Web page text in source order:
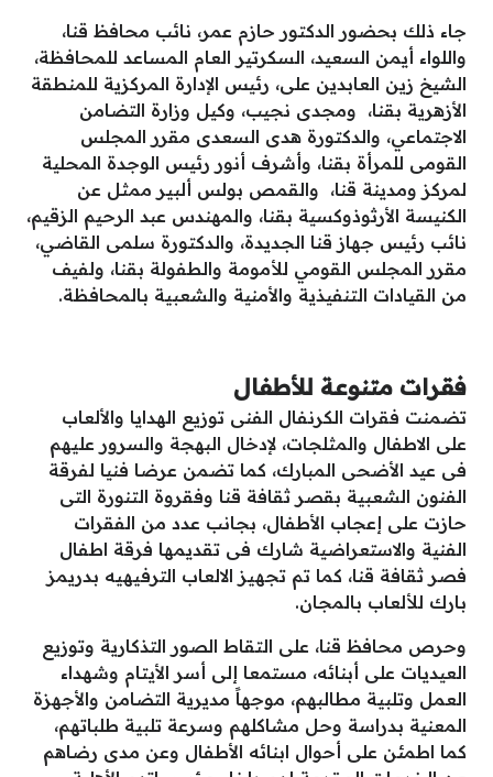
جاء ذلك بحضور الدكتور حازم عمر، نائب محافظ قنا،
واللواء أيمن السعيد، السكرتير العام المساعد للمحافظة،
الشيخ زين العابدين على، رئيس الإدارة المركزية للمنطقة
الأزهرية بقنا، ومجدى نجيب، وكيل وزارة التضامن
الاجتماعي، والدكتورة هدى السعدى مقرر المجلس
القومى للمرأة بقنا، وأشرف أنور رئيس الوجدة المحلية
لمركز ومدينة قنا، والقمص بولس ألبير ممثل عن
الكنيسة الأرثوذوكسية بقنا، والمهندس عبد الرحيم الزقيم،
نائب رئيس جهاز قنا الجديدة، والدكتورة سلمى القاضي،
مقرر المجلس القومي للأمومة والطفولة بقنا، ولفيف
من القيادات التنفيذية والأمنية والشعبية بالمحافظة.
فقرات متنوعة للأطفال
تضمنت فقرات الكرنفال الفنى توزيع الهدايا والألعاب
على الاطفال والمثلجات، لإدخال البهجة والسرور عليهم
فى عيد الأضحى المبارك، كما تضمن عرضا فنيا لفرقة
الفنون الشعبية بقصر ثقافة قنا وفقروة التنورة التى
حازت على إعجاب الأطفال، بجانب عدد من الفقرات
الفنية والاستعراضية شارك فى تقديمها فرقة اطفال
فصر ثقافة قنا، كما تم تجهيز الالعاب الترفيهيه بدريمز
بارك للألعاب بالمجان.
وحرص محافظ قنا، على التقاط الصور التذكارية وتوزيع
العيديات على أبنائه، مستمعا إلى أسر الأيتام وشهداء
العمل وتلبية مطالبهم، موجهاً مديرية التضامن والأجهزة
المعنية بدراسة وحل مشاكلهم وسرعة تلبية طلباتهم،
كما اطمئن على أحوال ابنائه الأطفال وعن مدى رضاهم